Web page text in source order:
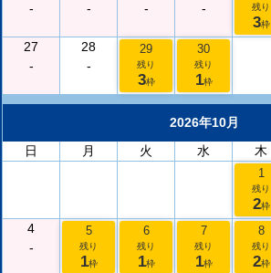
-
-
-
-
残り
3枠
27
-
28
-
29
残り
3枠
30
残り
1枠
2026年10月
日
月 火 水 木
1
残り
2枠
4
-
5
残り
1枠
6
残り
1枠
7
残り
1枠
8
残り
2枠